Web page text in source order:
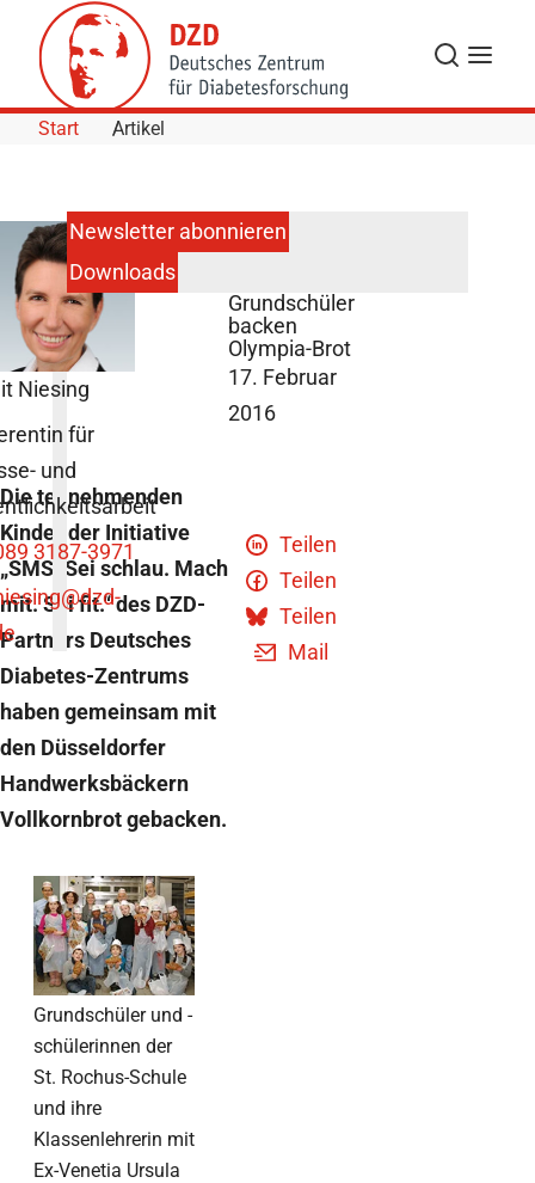
Skip to Content
Suche
Start Artikel
Grundschüler
backen
Olympia-Brot
17. Februar
2016
Die teilnehmenden
Kinder der Initiative
„SMS. Sei schlau. Mach
mit. Sei fit.“ des DZD-
Partners Deutsches
Diabetes-Zentrums
haben gemeinsam mit
den Düsseldorfer
Handwerksbäckern
Vollkornbrot gebacken.
Grundschüler und -
schülerinnen der
St. Rochus-Schule
und ihre
Klassenlehrerin mit
Ex-Venetia Ursula
Teilen
Teilen
Teilen
Mail
Niesing
für
und
3187-3971
@dzd-
Newsletter abonnieren
Downloads